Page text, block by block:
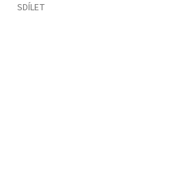
SDÍLET